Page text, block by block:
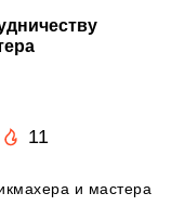
11
и мастера